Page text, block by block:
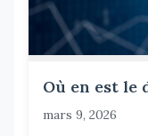
Où en est le
mars 9, 2026